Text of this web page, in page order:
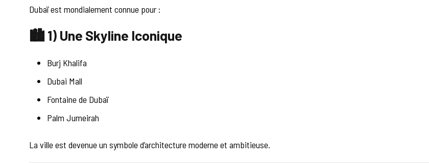
Dubaï est mondialement connue pour :
🏙 1) Une Skyline Iconique
Burj Khalifa
Dubai Mall
Fontaine de Dubaï
Palm Jumeirah
La ville est devenue un symbole d’architecture moderne et ambitieuse.